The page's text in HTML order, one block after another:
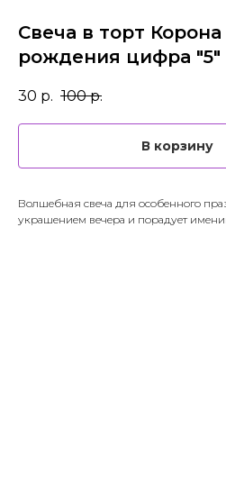
Свеча в торт
рождения цифра "5"
30 р. 100 р.
В корзину
Волшебная свеча для особенного
украшением вечера и порадует